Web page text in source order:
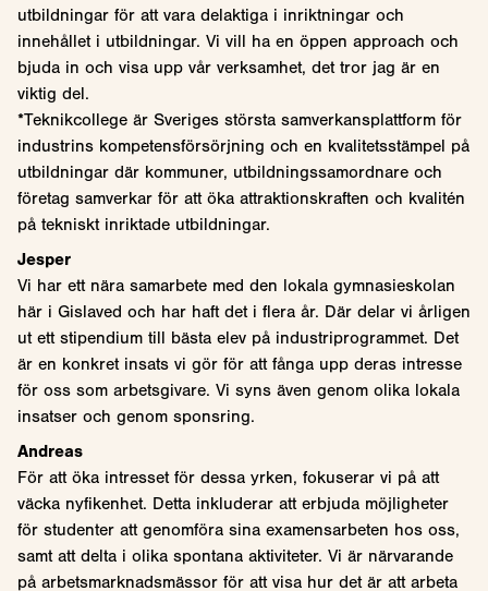
utbildningar för att vara delaktiga i inriktningar och
innehållet i utbildningar. Vi vill ha en öppen approach och
bjuda in och visa upp vår verksamhet, det tror jag är en
viktig del.
*Teknikcollege är Sveriges största samverkansplattform för
industrins kompetensförsörjning och en kvalitetsstämpel på
utbildningar där kommuner, utbildningssamordnare och
företag samverkar för att öka attraktionskraften och kvalitén
på tekniskt inriktade utbildningar.
Jesper
Vi har ett nära samarbete med den lokala gymnasieskolan
här i Gislaved och har haft det i flera år. Där delar vi årligen
ut ett stipendium till bästa elev på industriprogrammet. Det
är en konkret insats vi gör för att fånga upp deras intresse
för oss som arbetsgivare. Vi syns även genom olika lokala
insatser och genom sponsring.
Andreas
För att öka intresset för dessa yrken, fokuserar vi på att
väcka nyfikenhet. Detta inkluderar att erbjuda möjligheter
för studenter att genomföra sina examensarbeten hos oss,
samt att delta i olika spontana aktiviteter. Vi är närvarande
på arbetsmarknadsmässor för att visa hur det är att arbeta